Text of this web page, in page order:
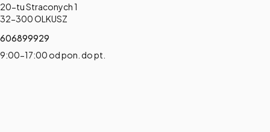
Adres:
20-tu Straconych 1
32-300 OLKUSZ
606899929
9:00-17:00 od pon. do pt.